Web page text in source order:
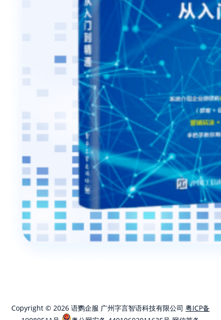
Copyright © 2026 语鹦企服 广州字言智语科技有限公司 粤ICP备